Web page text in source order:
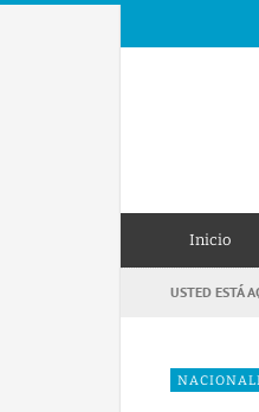
Inicio
USTED ESTÁ